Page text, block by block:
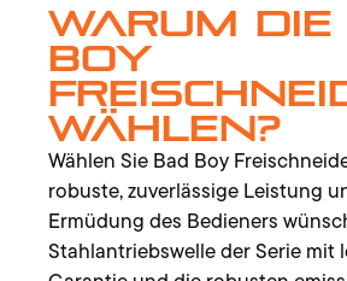
Warum die
Boy
wählen?
Wählen Sie Bad Boy
robuste, zuverlässige Leistung
Ermüdung des Bedieners
Stahlantriebswelle der Serie mit